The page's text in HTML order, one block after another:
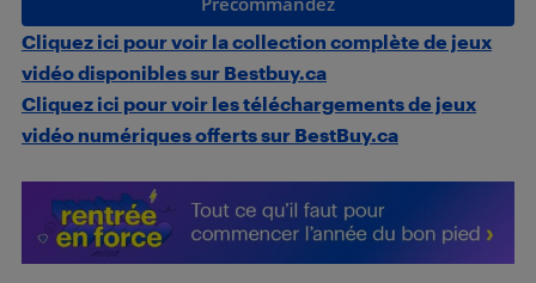
Cliquez ici pour voir la collection complète de jeux
vidéo disponibles sur Bestbuy.ca
Cliquez ici pour voir les téléchargements de jeux
vidéo numériques offerts sur BestBuy.ca